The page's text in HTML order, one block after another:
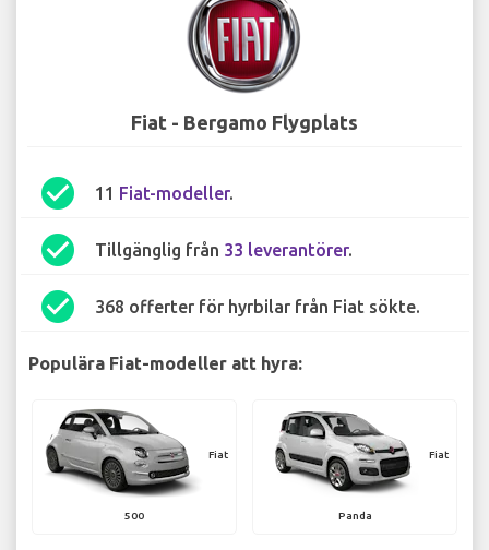
Fiat - Bergamo Flygplats
check_circle 11 Fiat-modeller.
check_circle Tillgänglig från 33 leverantörer.
check_circle 368 offerter för hyrbilar från Fiat sökte.
Populära Fiat-modeller att hyra:
Fiat
500
Fiat
Panda